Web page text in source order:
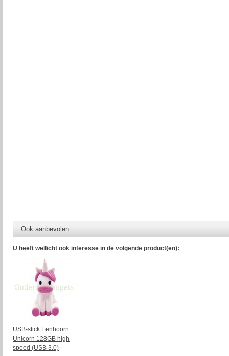
Ook aanbevolen
U heeft wellicht ook interesse in de volgende product(en):
USB-stick Eenhoorn
Unicorn 128GB high
speed (USB 3.0)